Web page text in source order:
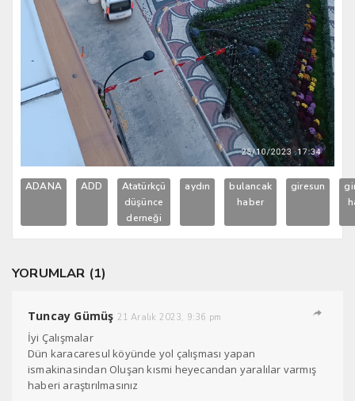
ADANA ADD
Atatürkçü
düşünce
derneği
aydın
bulancak
haber
giresun
YORUMLAR (1)
Tuncay Gümüş 21 Aralık 2023, 9:36 pm
İyi Çalışmalar
Dün karacaresul köyünde yol çalışması yapan
ismakinasindan Oluşan kısmi heyecandan yaralılar varmış
haberi araştırılmasınız